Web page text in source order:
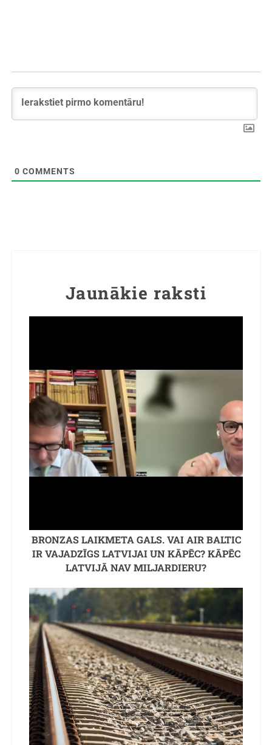
0 COMMENTS
Jaunākie raksti
BRONZAS LAIKMETA GALS. VAI AIR BALTIC
IR VAJADZĪGS LATVIJAI UN KĀPĒC? KĀPĒC
LATVIJĀ NAV MILJARDIERU?